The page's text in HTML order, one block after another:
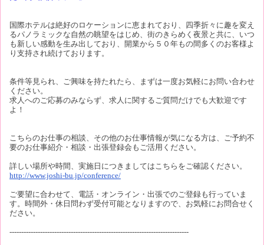
国際ホテルは絶好のロケーションに恵まれており、四季折々に趣を変え
るパノラミックな自然の眺望をはじめ、街のきらめく夜景と共に、いつ
も新しい感動を生み出しており、開業から５０年もの間多くのお客様よ
り支持され続けております。
条件等見られ、ご興味を持たれたら、まずは一度お気軽にお問い合わせ
ください。
求人へのご応募のみならず、求人に関するご質問だけでも大歓迎です
よ！
こちらのお仕事の相談、その他のお仕事情報が気になる方は、ご予約不
要のお仕事紹介・相談・出張登録会もご活用ください。
詳しい場所や時間、実施日につきましてはこちらをご確認ください。
http://www.joshi-bu.jp/conference/
ご要望に合わせて、電話・オンライン・出張でのご登録も行っていま
す。時間外・休日問わず受付可能となりますので、お気軽にお問合せく
ださい。
----------------------------------------------------------------------------